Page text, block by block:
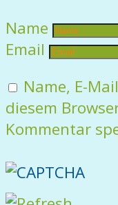
Name
Email
Name, E-
diesem
Kommentar